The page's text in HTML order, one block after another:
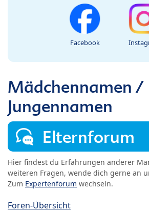
Facebook
Mädchennamen /
Jungennamen
Elternforum
Hier findest du Erfahrungen anderer
weiteren Fragen, wende dich gerne an
Zum Expertenforum wechseln.
Foren-Übersicht